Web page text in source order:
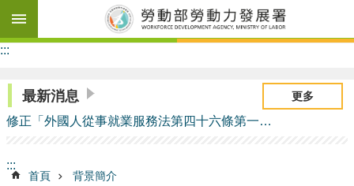
跳到主要內容區塊
尋
背
景
:::
最新消息
修正「外國人從事就業服務法第四十六條第一項第一款至第六款工作資格及審查標準」部分條文
更多
:::
首頁 背景簡介